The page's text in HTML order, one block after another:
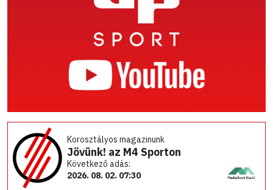
Korosztályos magazinunk
Jövünk! az M4 Sporton
Következő adás:
2026. 08. 02. 07:30